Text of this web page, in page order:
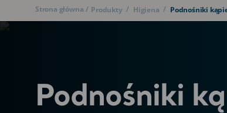
Strona główna / Produkty / Higiena / Podnośniki
Podnośniki